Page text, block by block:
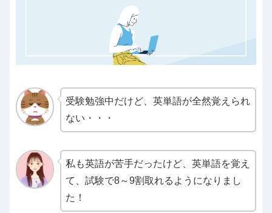
受験勉強中だけど、英単語が全然覚えられ
ない・・・
私も英語が苦手だったけど、英単語を覚え
て、試験で8～9割取れるようになりまし
た！